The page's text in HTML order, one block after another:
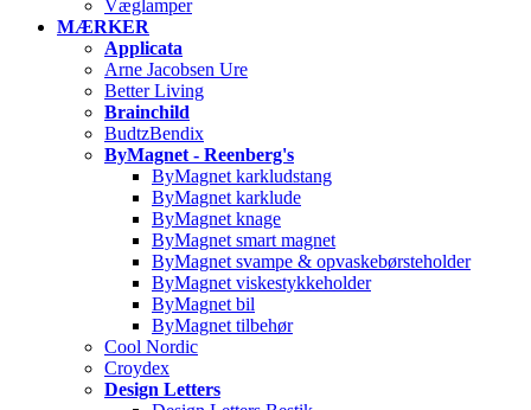
Væglamper
MÆRKER
Applicata
Arne Jacobsen Ure
Better Living
Brainchild
BudtzBendix
ByMagnet - Reenberg's
ByMagnet karkludstang
ByMagnet karklude
ByMagnet knage
ByMagnet smart magnet
ByMagnet svampe & opvaskebørsteholder
ByMagnet viskestykkeholder
ByMagnet bil
ByMagnet tilbehør
Cool Nordic
Croydex
Design Letters